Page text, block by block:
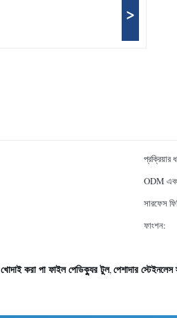
>
প্রক্রিয়ার
ODM
সারফেস
ফাংশন:
খোদাই করা পা ফাইল পেডিক্যুর টুল,পেশাদার